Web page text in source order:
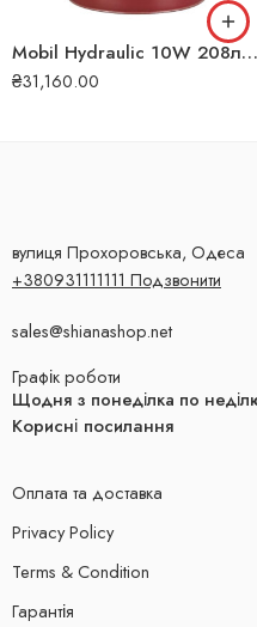
Mobil Hydraulic 10W 208л Гідравлічна олива
₴31,160.00
вулиця Прохоровська, Одеса
+380931111111 Подзвонити
sales@shianashop.net
Графік роботи
Щодня з понеділка по
Корисні посилання
Оплата та доставка
Privacy Policy
Terms & Condition
Гарантія